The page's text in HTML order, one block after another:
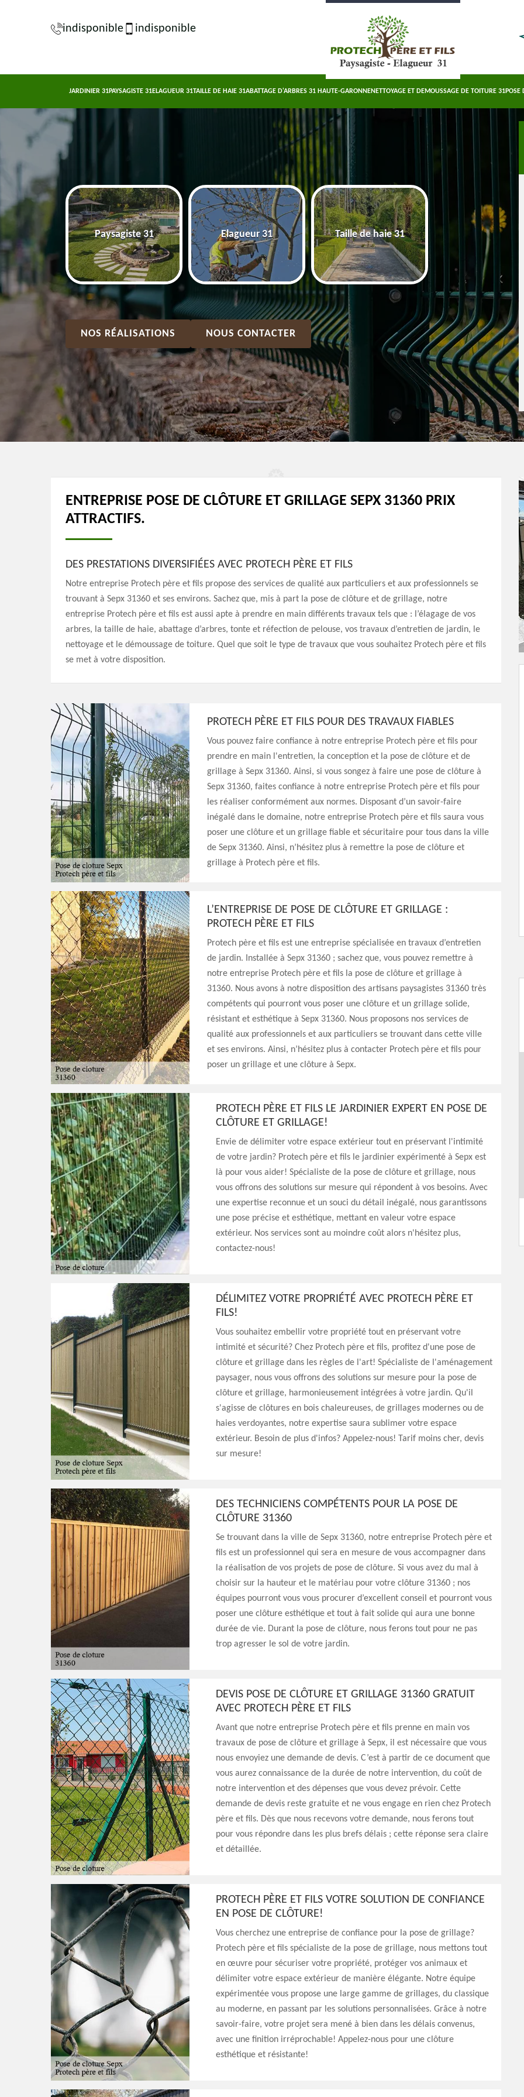
indisponible indisponible
JARDINIER 31PAYSAGISTE 31ELAGUEUR 31TAILLE DE HAIE 31ABATTAGE D'ARBRES 31 HAUTE-GARONNENETTOYAGE ET DEMOUSSAGE DE TOITURE 31POSE
31 Paysagiste 31 Elagueur 31 Taille de haie 31
Abattage d'arbres
Haute-Garonne
NOS RÉALISATIONS NOUS CONTACTER
ENTREPRISE POSE DE CLÔTURE ET GRILLAGE SEPX 31360 PRIX
ATTRACTIFS.
DES PRESTATIONS DIVERSIFIÉES AVEC PROTECH PÈRE ET FILS
Notre entreprise Protech père et fils propose des services de qualité aux particuliers et aux professionnels se
trouvant à Sepx 31360 et ses environs. Sachez que, mis à part la pose de clôture et de grillage, notre
entreprise Protech père et fils est aussi apte à prendre en main différents travaux tels que : l’élagage de vos
arbres, la taille de haie, abattage d’arbres, tonte et réfection de pelouse, vos travaux d’entretien de jardin, le
nettoyage et le démoussage de toiture. Quel que soit le type de travaux que vous souhaitez Protech père et fils
se met à votre disposition.
PROTECH PÈRE ET FILS POUR DES TRAVAUX FIABLES
Vous pouvez faire confiance à notre entreprise Protech père et fils pour
prendre en main l'entretien, la conception et la pose de clôture et de
grillage à Sepx 31360. Ainsi, si vous songez à faire une pose de clôture à
Sepx 31360, faites confiance à notre entreprise Protech père et fils pour
les réaliser conformément aux normes. Disposant d’un savoir-faire
inégalé dans le domaine, notre entreprise Protech père et fils saura vous
poser une clôture et un grillage fiable et sécuritaire pour tous dans la ville
de Sepx 31360. Ainsi, n’hésitez plus à remettre la pose de clôture et
grillage à Protech père et fils.
L’ENTREPRISE DE POSE DE CLÔTURE ET GRILLAGE :
PROTECH PÈRE ET FILS
Protech père et fils est une entreprise spécialisée en travaux d’entretien
de jardin. Installée à Sepx 31360 ; sachez que, vous pouvez remettre à
notre entreprise Protech père et fils la pose de clôture et grillage à
31360. Nous avons à notre disposition des artisans paysagistes 31360 très
compétents qui pourront vous poser une clôture et un grillage solide,
résistant et esthétique à Sepx 31360. Nous proposons nos services de
qualité aux professionnels et aux particuliers se trouvant dans cette ville
et ses environs. Ainsi, n’hésitez plus à contacter Protech père et fils pour
poser un grillage et une clôture à Sepx.
PROTECH PÈRE ET FILS LE JARDINIER EXPERT EN POSE DE
CLÔTURE ET GRILLAGE!
Envie de délimiter votre espace extérieur tout en préservant l'intimité
de votre jardin? Protech père et fils le jardinier expérimenté à Sepx est
là pour vous aider! Spécialiste de la pose de clôture et grillage, nous
vous offrons des solutions sur mesure qui répondent à vos besoins. Avec
une expertise reconnue et un souci du détail inégalé, nous garantissons
une pose précise et esthétique, mettant en valeur votre espace
extérieur. Nos services sont au moindre coût alors n'hésitez plus,
contactez-nous!
DÉLIMITEZ VOTRE PROPRIÉTÉ AVEC PROTECH PÈRE ET
FILS!
Vous souhaitez embellir votre propriété tout en préservant votre
intimité et sécurité? Chez Protech père et fils, profitez d'une pose de
clôture et grillage dans les règles de l'art! Spécialiste de l'aménagement
paysager, nous vous offrons des solutions sur mesure pour la pose de
clôture et grillage, harmonieusement intégrées à votre jardin. Qu'il
s'agisse de clôtures en bois chaleureuses, de grillages modernes ou de
haies verdoyantes, notre expertise saura sublimer votre espace
extérieur. Besoin de plus d'infos? Appelez-nous! Tarif moins cher, devis
sur mesure!
DES TECHNICIENS COMPÉTENTS POUR LA POSE DE
CLÔTURE 31360
Se trouvant dans la ville de Sepx 31360, notre entreprise Protech père et
fils est un professionnel qui sera en mesure de vous accompagner dans
la réalisation de vos projets de pose de clôture. Si vous avez du mal à
choisir sur la hauteur et le matériau pour votre clôture 31360 ; nos
équipes pourront vous vous procurer d’excellent conseil et pourront vous
poser une clôture esthétique et tout à fait solide qui aura une bonne
durée de vie. Durant la pose de clôture, nous ferons tout pour ne pas
trop agresser le sol de votre jardin.
DEVIS POSE DE CLÔTURE ET GRILLAGE 31360 GRATUIT
AVEC PROTECH PÈRE ET FILS
Avant que notre entreprise Protech père et fils prenne en main vos
travaux de pose de clôture et grillage à Sepx, il est nécessaire que vous
nous envoyiez une demande de devis. C’est à partir de ce document que
vous aurez connaissance de la durée de notre intervention, du coût de
notre intervention et des dépenses que vous devez prévoir. Cette
demande de devis reste gratuite et ne vous engage en rien chez Protech
père et fils. Dès que nous recevons votre demande, nous ferons tout
pour vous répondre dans les plus brefs délais ; cette réponse sera claire
et détaillée.
PROTECH PÈRE ET FILS VOTRE SOLUTION DE CONFIANCE
EN POSE DE CLÔTURE!
Vous cherchez une entreprise de confiance pour la pose de grillage?
Protech père et fils spécialiste de la pose de grillage, nous mettons tout
en œuvre pour sécuriser votre propriété, protéger vos animaux et
délimiter votre espace extérieur de manière élégante. Notre équipe
expérimentée vous propose une large gamme de grillages, du classique
au moderne, en passant par les solutions personnalisées. Grâce à notre
savoir-faire, votre projet sera mené à bien dans les délais convenus,
avec une finition irréprochable! Appelez-nous pour une clôture
esthétique et résistante!